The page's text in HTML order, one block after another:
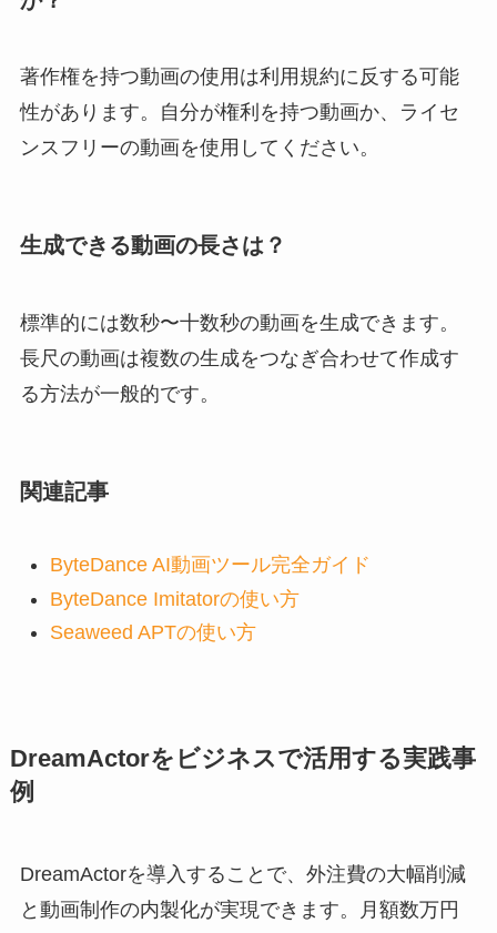
著作権を持つ動画の使用は利用規約に反する可能
性があります。自分が権利を持つ動画か、ライセ
ンスフリーの動画を使用してください。
生成できる動画の長さは？
標準的には数秒〜十数秒の動画を生成できます。
長尺の動画は複数の生成をつなぎ合わせて作成す
る方法が一般的です。
関連記事
ByteDance AI動画ツール完全ガイド
ByteDance Imitatorの使い方
Seaweed APTの使い方
DreamActorをビジネスで活用する実践事
例
DreamActorを導入することで、外注費の大幅削減
と動画制作の内製化が実現できます。月額数万円